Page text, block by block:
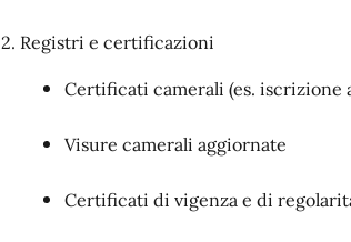
2. Registri e certificazioni
Certificati camerali (es. iscrizione
Visure camerali aggiornate
Certificati di vigenza e di